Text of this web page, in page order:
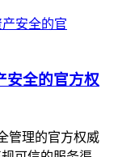
安全的官方权
管理的官方权威